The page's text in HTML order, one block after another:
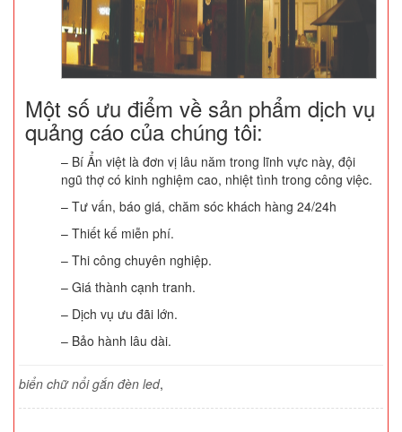
Một số ưu điểm về sản phẩm dịch vụ
quảng cáo của chúng tôi:
– Bí Ẩn việt là đơn vị lâu năm trong lĩnh vực này, đội
ngũ thợ có kinh nghiệm cao, nhiệt tình trong công việc.
– Tư vấn, báo giá, chăm sóc khách hàng 24/24h
– Thiết kế miễn phí.
– Thi công chuyên nghiệp.
– Giá thành cạnh tranh.
– Dịch vụ ưu đãi lớn.
– Bảo hành lâu dài.
biển chữ nổi gắn đèn led,